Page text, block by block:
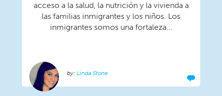
acceso a la salud, la nutrición y la vivienda a
las familias inmigrantes y los niños. Los
inmigrantes somos una fortaleza...
Linda Stone